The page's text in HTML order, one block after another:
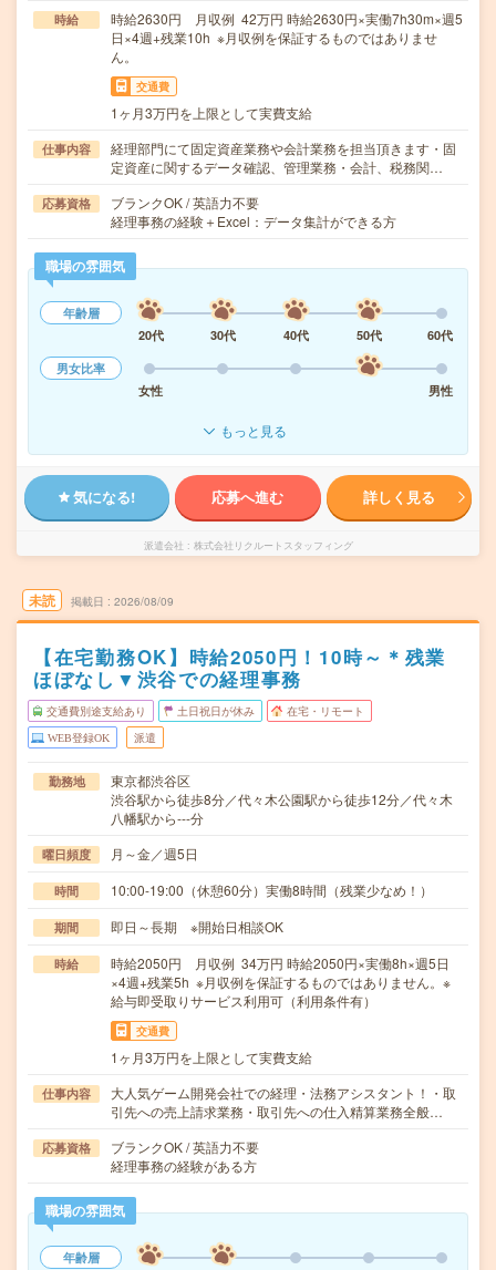
時給
時給2630円 月収例 42万円 時給2630円×実働7h30m×週5
日×4週+残業10h ※月収例を保証するものではありませ
ん。
交通費
1ヶ月3万円を上限として実費支給
仕事内容
経理部門にて固定資産業務や会計業務を担当頂きます・固
定資産に関するデータ確認、管理業務・会計、税務関…
応募資格
ブランクOK / 英語力不要
経理事務の経験＋Excel：データ集計ができる方
職場の雰囲気
年齢層
20代
30代 40代 50代
60代
男女比率
女性
男性
もっと見る
気になる! 応募へ進む 詳しく見る
派遣会社 株式会社リクルートスタッフィング
未読 掲載日 2026/08/09
【在宅勤務OK】時給2050円！10時～＊残業
ほぼなし▼渋谷での経理事務
交通費別途支給あり 土日祝日が休み 在宅・リモート
WEB登録OK 派遣
勤務地
東京都渋谷区
渋谷駅から徒歩8分／代々木公園駅から徒歩12分／代々木
八幡駅から---分
曜日頻度 月～金／週5日
時間 10:00-19:00（休憩60分）実働8時間（残業少なめ！）
期間 即日～長期 ※開始日相談OK
時給
時給2050円 月収例 34万円 時給2050円×実働8h×週5日
×4週+残業5h ※月収例を保証するものではありません。※
給与即受取りサービス利用可（利用条件有）
交通費
1ヶ月3万円を上限として実費支給
仕事内容
大人気ゲーム開発会社での経理・法務アシスタント！・取
引先への売上請求業務・取引先への仕入精算業務全般…
応募資格
ブランクOK / 英語力不要
経理事務の経験がある方
職場の雰囲気
年齢層